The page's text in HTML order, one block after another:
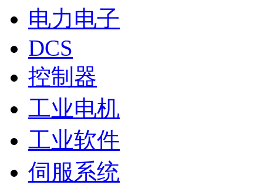
电力电子
DCS
控制器
工业电机
工业软件
伺服系统